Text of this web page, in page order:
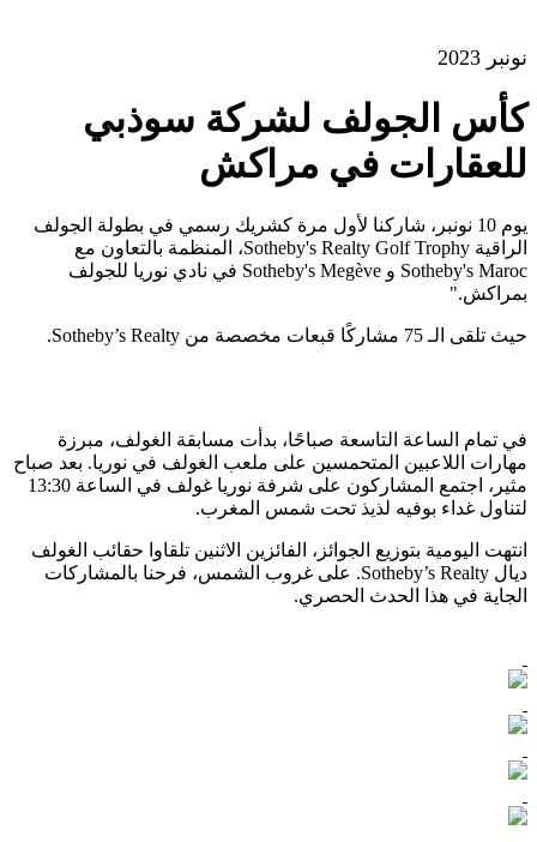
نونبر 2023
كأس الجولف لشركة سوذبي
للعقارات في مراكش
يوم 10 نونبر، شاركنا لأول مرة كشريك رسمي في بطولة الجولف
الراقية Sotheby's Realty Golf Trophy، المنظمة بالتعاون مع
Sotheby's Maroc و Sotheby's Megève في نادي نوريا للجولف
بمراكش."
حيث تلقى الـ 75 مشاركًا قبعات مخصصة من Sotheby’s Realty.
في تمام الساعة التاسعة صباحًا، بدأت مسابقة الغولف، مبرزة
مهارات اللاعبين المتحمسين على ملعب الغولف في نوريا. بعد صباح
مثير، اجتمع المشاركون على شرفة نوريا غولف في الساعة 13:30
لتناول غداء بوفيه لذيذ تحت شمس المغرب.
انتهت اليومية بتوزيع الجوائز، الفائزين الاثنين تلقاوا حقائب الغولف
ديال Sotheby’s Realty. على غروب الشمس، فرحنا بالمشاركات
الجاية في هذا الحدث الحصري.